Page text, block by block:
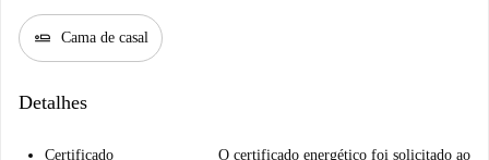
airline_seat_flat Cama de casal
Detalhes
Certificado
O certificado energético foi solicitado ao